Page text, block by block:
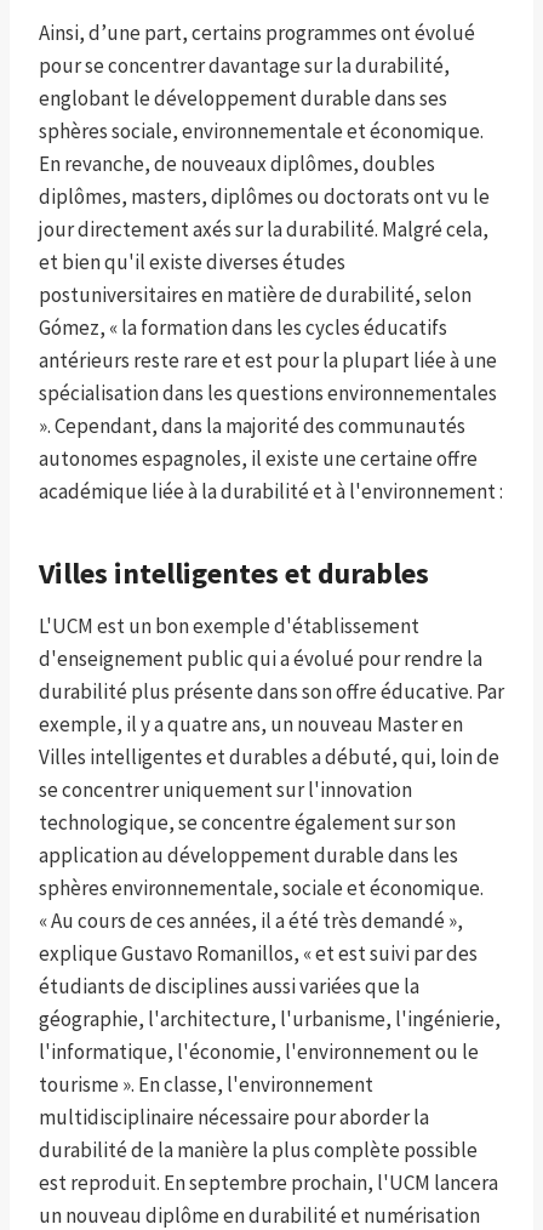
Ainsi, d’une part, certains programmes ont évolué
pour se concentrer davantage sur la durabilité,
englobant le développement durable dans ses
sphères sociale, environnementale et économique.
En revanche, de nouveaux diplômes, doubles
diplômes, masters, diplômes ou doctorats ont vu le
jour directement axés sur la durabilité. Malgré cela,
et bien qu'il existe diverses études
postuniversitaires en matière de durabilité, selon
Gómez, « la formation dans les cycles éducatifs
antérieurs reste rare et est pour la plupart liée à une
spécialisation dans les questions environnementales
». Cependant, dans la majorité des communautés
autonomes espagnoles, il existe une certaine offre
académique liée à la durabilité et à l'environnement :
Villes intelligentes et durables
L'UCM est un bon exemple d'établissement
d'enseignement public qui a évolué pour rendre la
durabilité plus présente dans son offre éducative. Par
exemple, il y a quatre ans, un nouveau Master en
Villes intelligentes et durables a débuté, qui, loin de
se concentrer uniquement sur l'innovation
technologique, se concentre également sur son
application au développement durable dans les
sphères environnementale, sociale et économique.
« Au cours de ces années, il a été très demandé »,
explique Gustavo Romanillos, « et est suivi par des
étudiants de disciplines aussi variées que la
géographie, l'architecture, l'urbanisme, l'ingénierie,
l'informatique, l'économie, l'environnement ou le
tourisme ». En classe, l'environnement
multidisciplinaire nécessaire pour aborder la
durabilité de la manière la plus complète possible
est reproduit. En septembre prochain, l'UCM lancera
un nouveau diplôme en durabilité et numérisation